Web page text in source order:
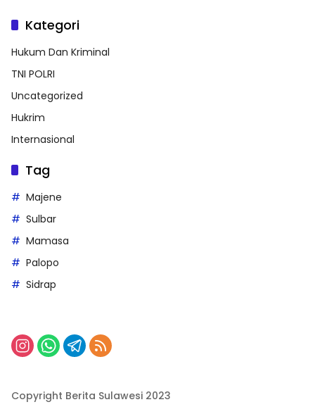
Kategori
Hukum Dan Kriminal
TNI POLRI
Uncategorized
Hukrim
Internasional
Tag
Majene
Sulbar
Mamasa
Palopo
Sidrap
Copyright Berita Sulawesi 2023